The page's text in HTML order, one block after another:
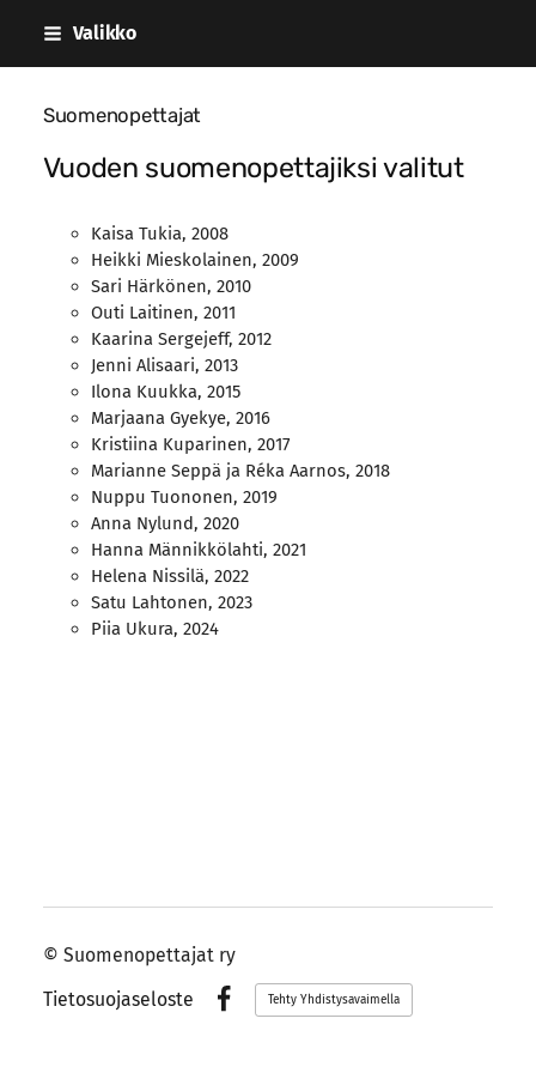
Siirry
Valikko
Suomenopettajat
Vuoden suomenopettajiksi valitut
Kaisa Tukia, 2008
Heikki Mieskolainen, 2009
Sari Härkönen, 2010
Outi Laitinen, 2011
Kaarina Sergejeff, 2012
Jenni Alisaari, 2013
Ilona Kuukka, 2015
Marjaana Gyekye, 2016
Kristiina Kuparinen, 2017
Marianne Seppä ja Réka Aarnos, 2018
Nuppu Tuononen, 2019
Anna Nylund, 2020
Hanna Männikkölahti, 2021
Helena Nissilä, 2022
Satu Lahtonen, 2023
Piia Ukura, 2024
© Suomenopettajat ry
Tietosuojaseloste
Facebook
Tehty Yhdistysavaimella